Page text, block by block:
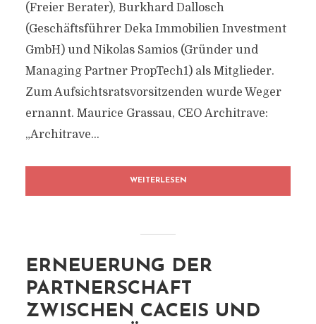
(Freier Berater), Burkhard Dallosch
(Geschäftsführer Deka Immobilien Investment
GmbH) und Nikolas Samios (Gründer und
Managing Partner PropTech1) als Mitglieder.
Zum Aufsichtsratsvorsitzenden wurde Weger
ernannt. Maurice Grassau, CEO Architrave:
„Architrave...
WEITERLESEN
ERNEUERUNG DER
PARTNERSCHAFT
ZWISCHEN CACEIS UND